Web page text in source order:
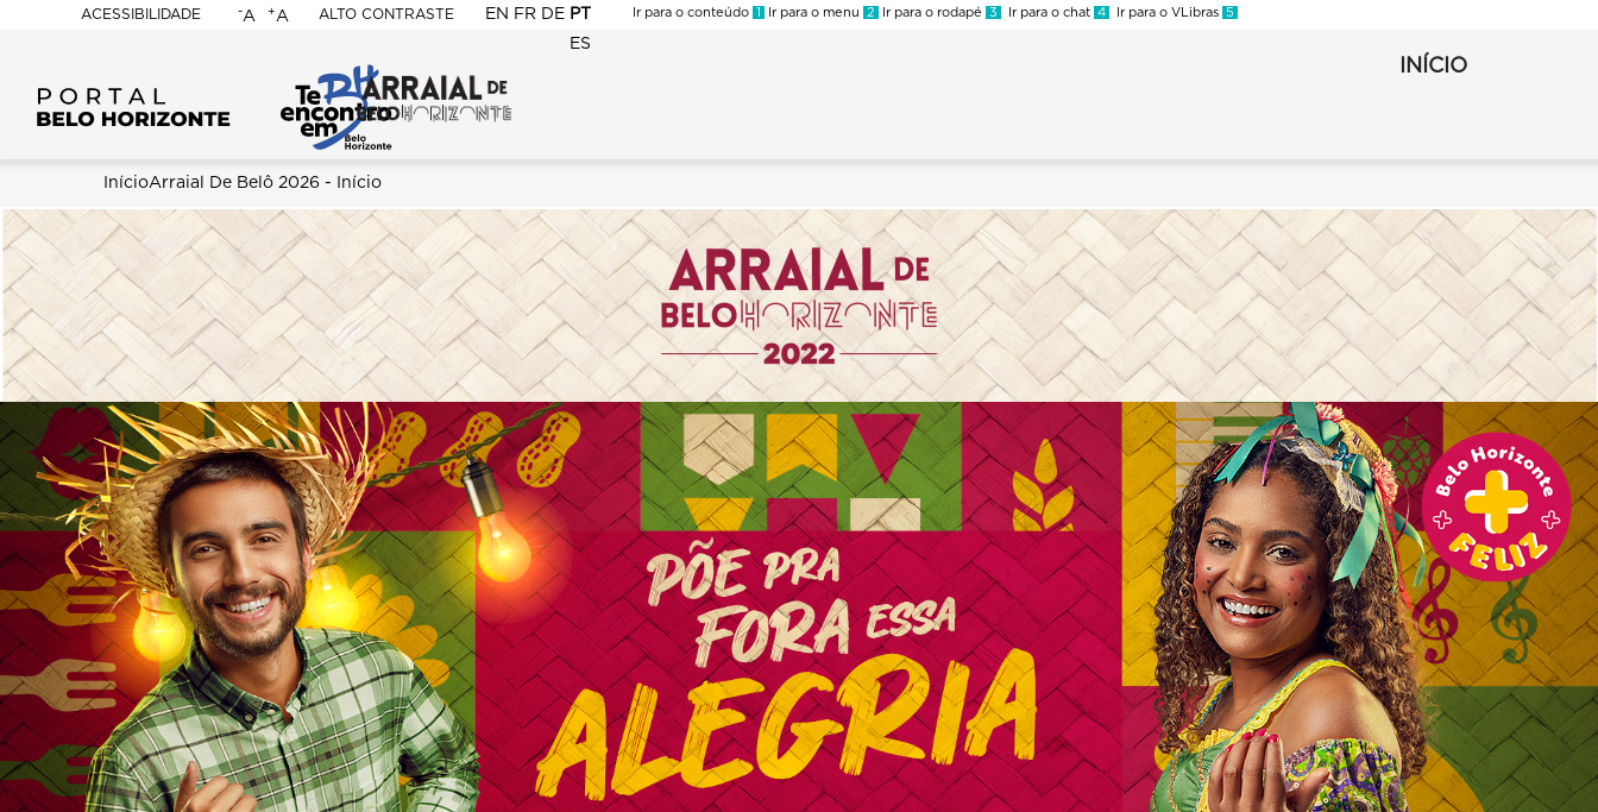
ACESSIBILIDADE
BELO
HORIZONTE
-A +A ALTO CONTRASTE EN FR DE PT
ES
Ir para o conteúdo 1 Ir para o menu 2 Ir para o rodapé 3 Ir para o chat 4 Ir para o VLibras 5
INÍCIO
Trilha
de
navegação
InícioArraial De Belô 2026 - Início
Content
Builder